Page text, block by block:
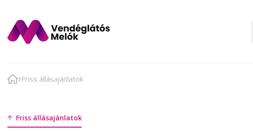
Friss állásajánlatok
Friss állásajánlatok